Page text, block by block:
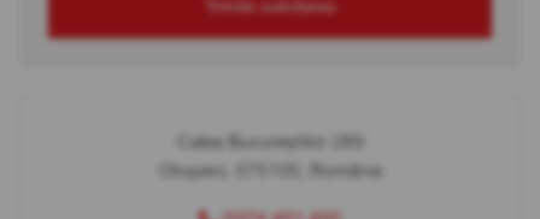
Trimite solicitarea
Calea Bucureștilor 289
Otopeni, 075100, România